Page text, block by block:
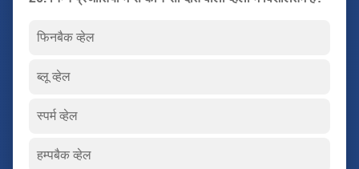
फिनबैक व्हेल
ब्लू व्हेल
स्पर्म व्हेल
हम्पबैक व्हेल